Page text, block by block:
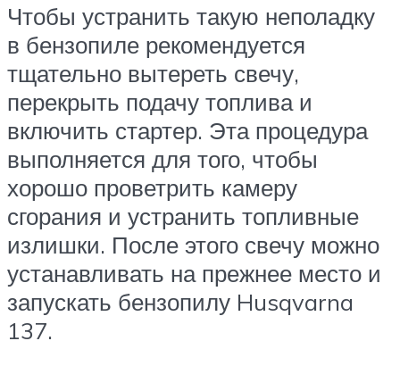
Чтобы устранить такую неполадку
в бензопиле рекомендуется
тщательно вытереть свечу,
перекрыть подачу топлива и
включить стартер. Эта процедура
выполняется для того, чтобы
хорошо проветрить камеру
сгорания и устранить топливные
излишки. После этого свечу можно
устанавливать на прежнее место и
запускать бензопилу Husqvarna
137.